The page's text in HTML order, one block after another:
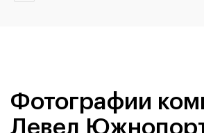
Фотографии
Левел